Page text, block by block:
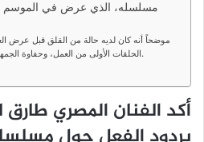
مسلسله، الذي عرض في الموسم
موضحاً أنه كان لديه حالة من القلق قبل عرض
الحلقات الأولى من العمل، وحفاوة الجمهور به اختفى هذا التوتر.
أكد الفنان المصري